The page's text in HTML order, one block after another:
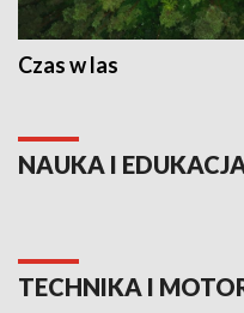
Czas w las
NAUKA I
TECHNIKA I